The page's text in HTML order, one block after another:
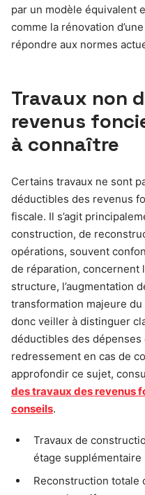
par un modèle équivalent
comme la rénovation
répondre aux normes
Travaux non
revenus
à connaître
Certains travaux ne sont
déductibles des revenus
fiscale. Il s’agit
construction, de
opérations, souvent
de réparation, concernent
structure, l’augmentation
transformation majeure
donc veiller à distinguer
déductibles des dépenses
redressement en cas de
approfondir ce sujet,
des travaux des revenus
conseils.
Travaux de
étage supplémentaire
Reconstruction totale